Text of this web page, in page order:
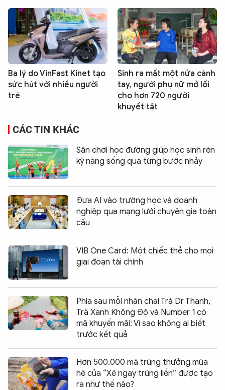
Ba lý do VinFast Kinet tạo
sức hút với nhiều người
trẻ
Sinh ra mất một nửa cánh
tay, người phụ nữ mở lối
cho hơn 720 người
khuyết tật
CÁC TIN KHÁC
Sân chơi học đường giúp học sinh rèn
kỹ năng sống qua từng bước nhảy
Đưa AI vào trường học và doanh
nghiệp qua mạng lưới chuyên gia toàn
cầu
VIB One Card: Một chiếc thẻ cho mọi
giai đoạn tài chính
Phía sau mỗi nhãn chai Trà Dr Thanh,
Trà Xanh Không Độ và Number 1 có
mã khuyến mãi: Vì sao không ai biết
trước kết quả
Hơn 500.000 mã trúng thưởng mùa
hè của “Xé ngay trúng liền” được tạo
ra như thế nào?